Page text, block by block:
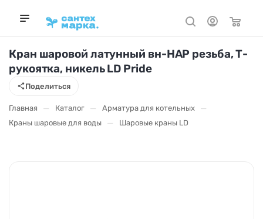
Поделиться
Кран шаровой латунный вн-НАР резьба, Т-
рукоятка, никель LD Pride
Главная — Каталог — Арматура для котельных —
Краны шаровые для воды — Шаровые краны LD